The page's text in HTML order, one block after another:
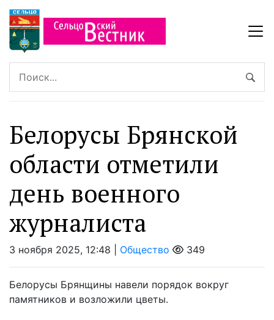
Белорусы Брянской
области отметили
день военного
журналиста
3 ноября 2025, 12:48 | Общество 349
Белорусы Брянщины навели порядок вокруг
памятников и возложили цветы.